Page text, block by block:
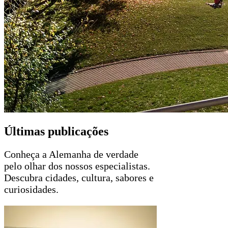
Últimas publicações
Conheça a Alemanha de verdade
pelo olhar dos nossos especialistas.
Descubra cidades, cultura, sabores e
curiosidades.